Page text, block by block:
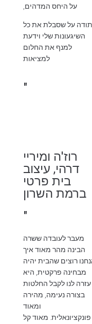
על היחס המדהים,
תודה על שסבלת את כל
השיגעונות שלי וידעת
למנף את החלום
למציאות
"
רוז'ה ומיריי
דרהי, עיצוב
בית פרטי
ברמת השרון
"
מעבר לעובדה ששרה
הבינה מהר מאוד איך
רוצים שהבית יהיה
מבחינה פרקטית, היא
עזרה לנו לקבל החלטות
בצורה נעימה, מהירה
ומאוד
פונקציונאלית. מאוד קל